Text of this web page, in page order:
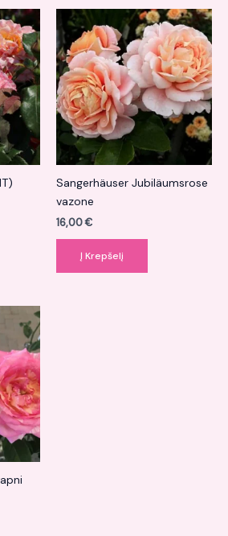
Sangerhäuser Jubiläumsrose
vazone
16,00€
Į Krepšelį